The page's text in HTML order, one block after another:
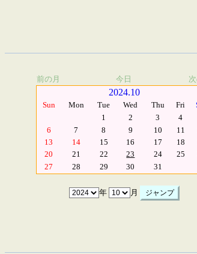
前の月 今日
2024.10
Sun Mon Tue Wed Thu Fri
1
2 3 4
6
7 8 9 10 11
13
14 15 16 17 18
20
21 22 23 24 25
27
28 29 30 31
年 月